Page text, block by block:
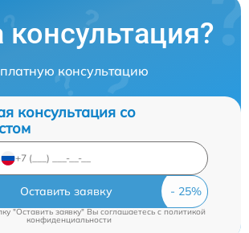
консультацию
консультация со
Оставить заявку
"Оставить заявку" Вы соглашаетесь cполитикой
конфиденциальности